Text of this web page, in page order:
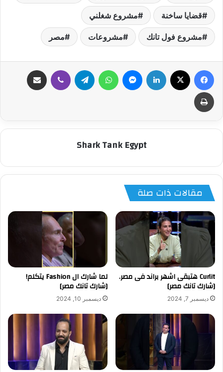
قضايا ساخنة مشروع شغلني
مشروع فول تانك مشروعات مصر
فيسبوك لينكدإن ماسنجر واتساب تيلقرام ڤايبر
طباعة
Shark Tank Egypt
مقالات ذات صلة
Curlit هتبقى اشهر براند فى مصر.
[شارك تانك مصر]
ديسمبر 7, 2024
لما شارك ال Fashion يتكلم!
[شارك تانك مصر]
ديسمبر 10, 2024